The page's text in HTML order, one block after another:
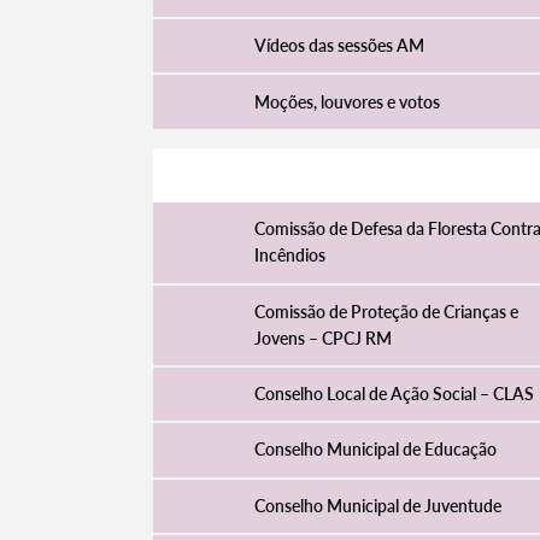
Vídeos das sessões AM
Moções, louvores e votos
Comissão de Defesa da Floresta Contra
Incêndios
Comissão de Proteção de Crianças e
Jovens – CPCJ RM
Conselho Local de Ação Social – CLAS
Conselho Municipal de Educação
Conselho Municipal de Juventude